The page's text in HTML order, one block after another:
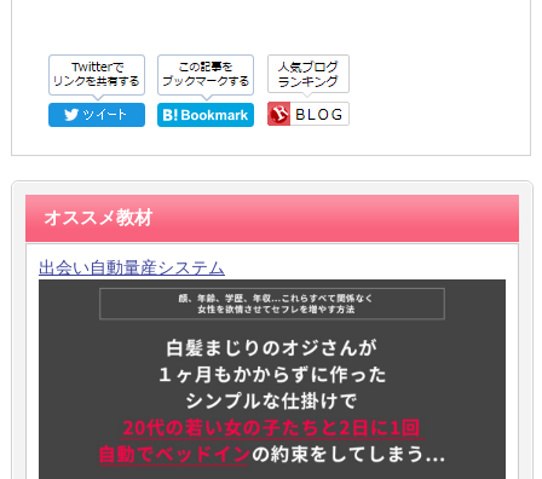
オススメ教材
出会い自動量産システム